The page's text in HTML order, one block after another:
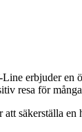
erbjuder
resa för många
säkerställa